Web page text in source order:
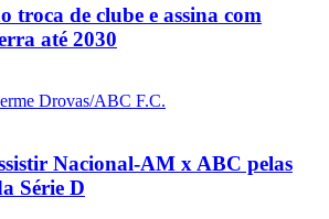
troca de clube e assina com
até 2030
Nacional-AM x ABC pelas
Série D